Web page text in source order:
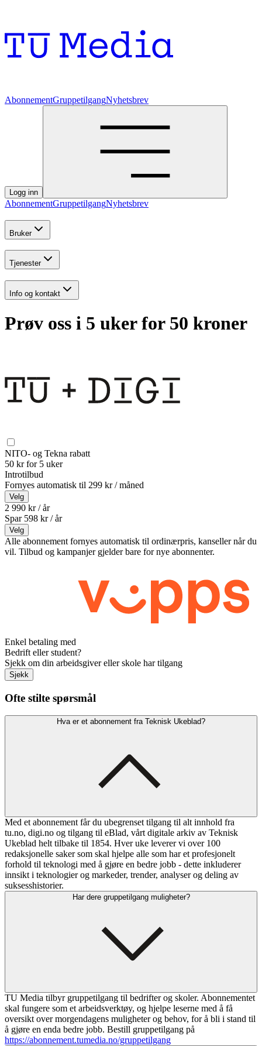
AbonnementGruppetilgangNyhetsbrev
Logg inn
AbonnementGruppetilgangNyhetsbrev
Bruker
Tjenester
Info og kontakt
Prøv oss i 5 uker for 50 kroner
NITO- og Tekna rabatt
50 kr for 5 uker
Introtilbud
Fornyes automatisk til 299 kr / måned
Velg
2 990 kr / år
Spar 598 kr /år
Velg
Alle abonnement fornyes automatisk til ordinærpris, kanseller når du
vil. Tilbud og kampanjer gjelder bare for nye abonnenter.
Enkel betaling med
Bedrift eller student?
Sjekk om din arbeidsgiver eller skole har tilgang
Sjekk
Ofte stilte spørsmål
Hva er et abonnement fra Teknisk Ukeblad?
Med et abonnement får du ubegrenset tilgang til alt innhold fra
tu.no, digi.no og tilgang til eBlad, vårt digitale arkiv av Teknisk
Ukeblad helt tilbake til 1854. Hver uke leverer vi over 100
redaksjonelle saker som skal hjelpe alle som har et profesjonelt
forhold til teknologi med å gjøre en bedre jobb - dette inkluderer
innsikt i teknologier og markeder, trender, analyser og deling av
suksesshistorier.
Har dere gruppetilgang muligheter?
TU Media tilbyr gruppetilgang til bedrifter og skoler. Abonnementet
skal fungere som et arbeidsverktøy, og hjelpe leserne med å få
oversikt over morgendagens muligheter og behov, for å bli i stand til
å gjøre en enda bedre jobb. Bestill gruppetilgang på
https://abonnement.tumedia.no/gruppetilgang